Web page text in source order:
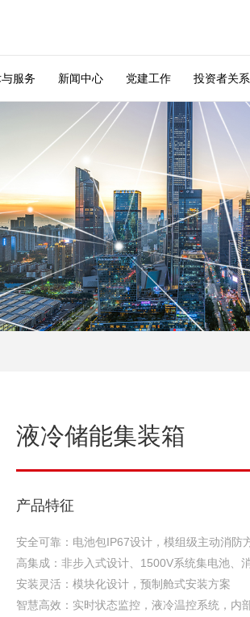
服务 新闻中心 党建工作 投资者关系
液冷储能集装箱
产品特征
安全可靠：电池包IP67设计，模组级主动消防
高集成：非步入式设计、1500V系统集电池、
安装灵活：模块化设计，预制舱式安装方案
智慧高效：实时状态监控，液冷温控系统，内